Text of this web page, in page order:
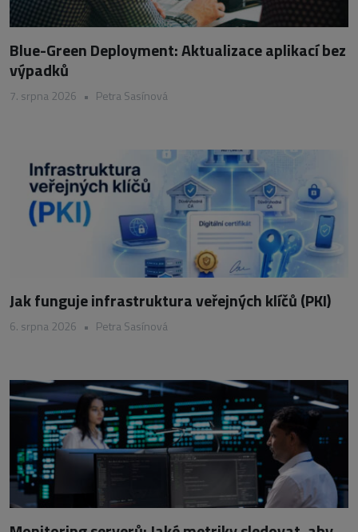
Blue-Green Deployment: Aktualizace aplikací bez
výpadků
7. srpna 2026 • Petra Sasínová
Jak funguje infrastruktura veřejných klíčů (PKI)
6. srpna 2026 • Petra Sasínová